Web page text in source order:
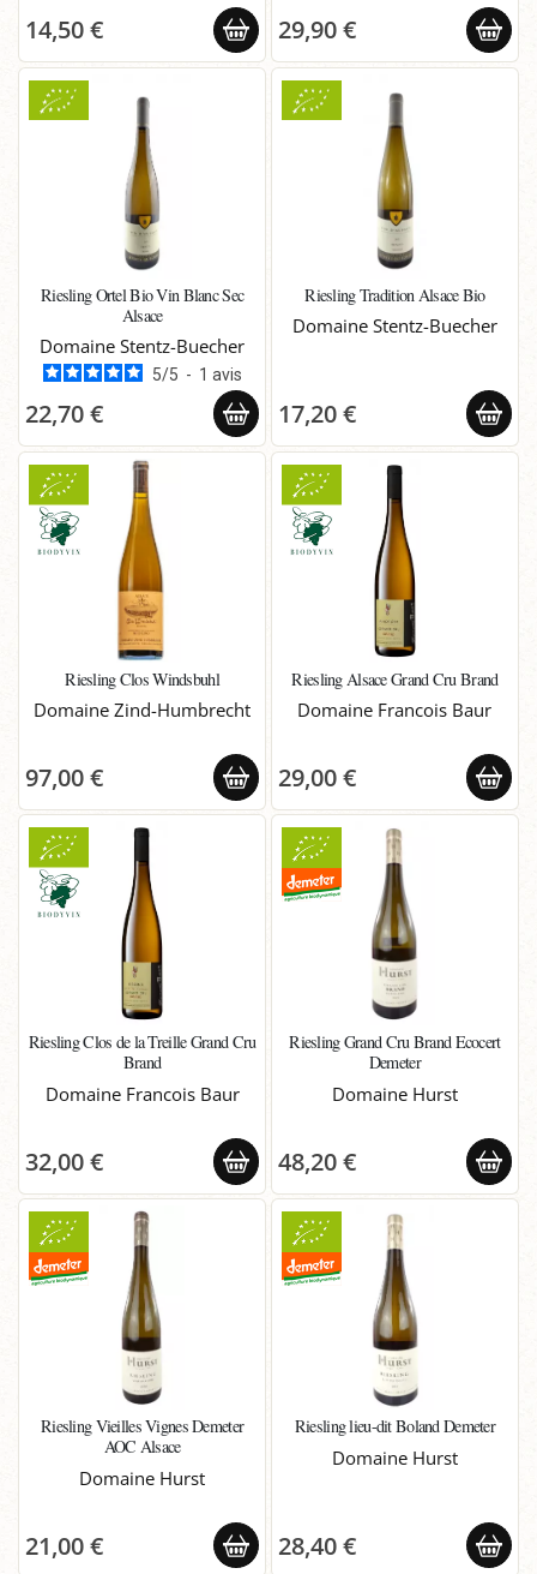
14,50 € 29,90 €
Riesling Ortel Bio Vin Blanc Sec
Alsace
Domaine Stentz-Buecher
5/5 - 1 avis
22,70 €
Riesling Tradition Alsace Bio
Domaine Stentz-Buecher
17,20 €
Riesling Clos Windsbuhl
Domaine Zind-Humbrecht
97,00 €
Riesling Alsace Grand Cru Brand
Domaine Francois Baur
29,00 €
Riesling Clos de la Treille Grand Cru
Brand
Domaine Francois Baur
32,00 €
Riesling Grand Cru Brand Ecocert
Demeter
Domaine Hurst
48,20 €
Riesling Vieilles Vignes Demeter
AOC Alsace
Domaine Hurst
21,00 €
Riesling lieu-dit Boland Demeter
Domaine Hurst
28,40 €